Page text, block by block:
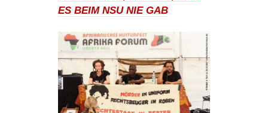
ES BEIM NSU NIE GAB